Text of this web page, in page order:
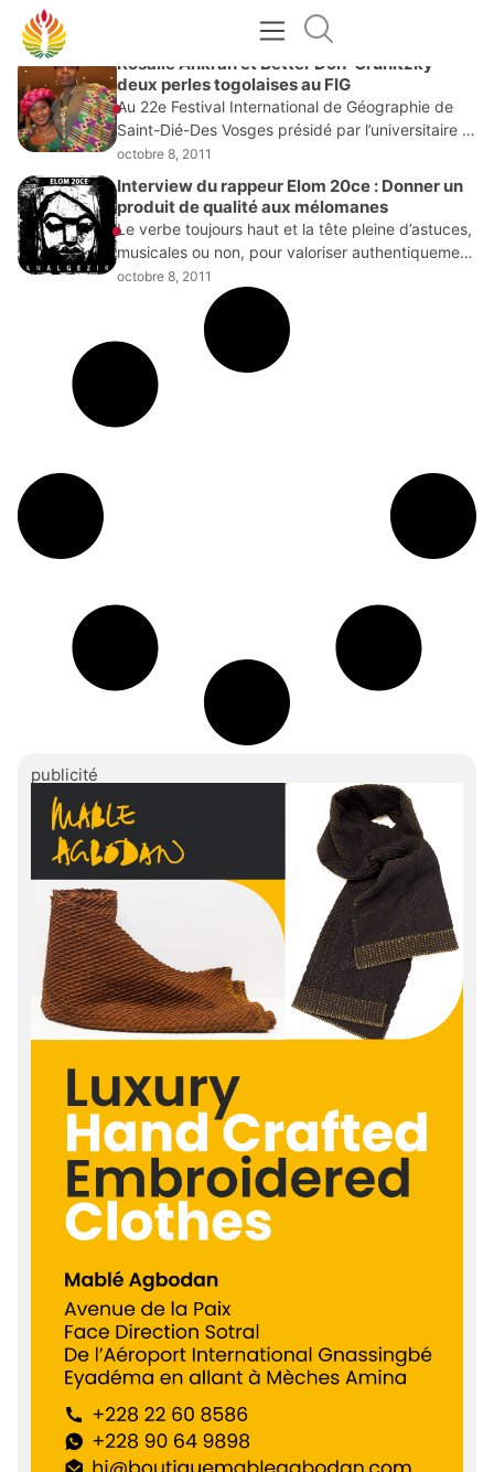
OCTOBRE 8, 2011
Rosalie Ankrah et Better Doh-Grunitzky
deux perles togolaises au FIG
Au 22e Festival International de Géographie de
Saint-Dié-Des Vosges présidé par l’universitaire et
ancien premier ministre Edem Kodjo, le Togo est à
l’honneur. Ainsi, dans le salon de la gastronomie
octobre 8, 2011
Interview du rappeur Elom 20ce : Donner un
produit de qualité aux mélomanes
Le verbe toujours haut et la tête pleine d’astuces,
musicales ou non, pour valoriser authentiquement
l’Afrique, Elom 20ce, jeune rappeur togolais,
architecte de plusieurs concepts originaux dans
l’univers du hip-hop
octobre 8, 2011
publicité